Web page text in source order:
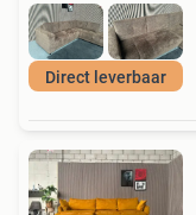
Direct leverbaar